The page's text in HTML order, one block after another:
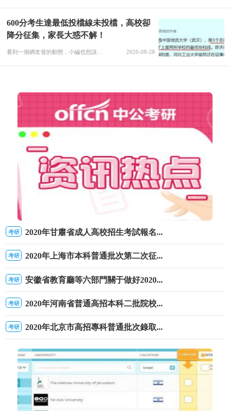
600分考生達最低投檔線未投檔，高校卻
降分征集，家長大惑不解！
2020-08-28
考研 2020年甘肅省成人高校招生考試報名...
考研 2020年上海市本科普通批次第二次征...
考研 安徽省教育廳等六部門關于做好2020...
考研 2020年河南省普通高招本科二批院校...
考研 2020年北京市高招專科普通批次錄取...